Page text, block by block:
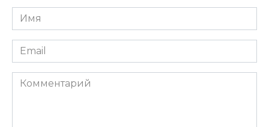
Имя
*
Email
*
Комментарий